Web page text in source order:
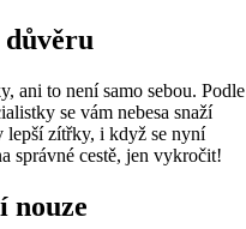
důvěru
ani to není samo sebou. Podle
se vám nebesa snaží
lepší zítřky, i když se nyní
správné cestě, jen vykročit!
nouze